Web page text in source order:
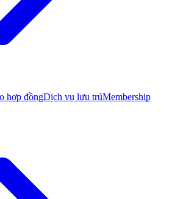
hợp đồngDịch vụ lưu trúMembership